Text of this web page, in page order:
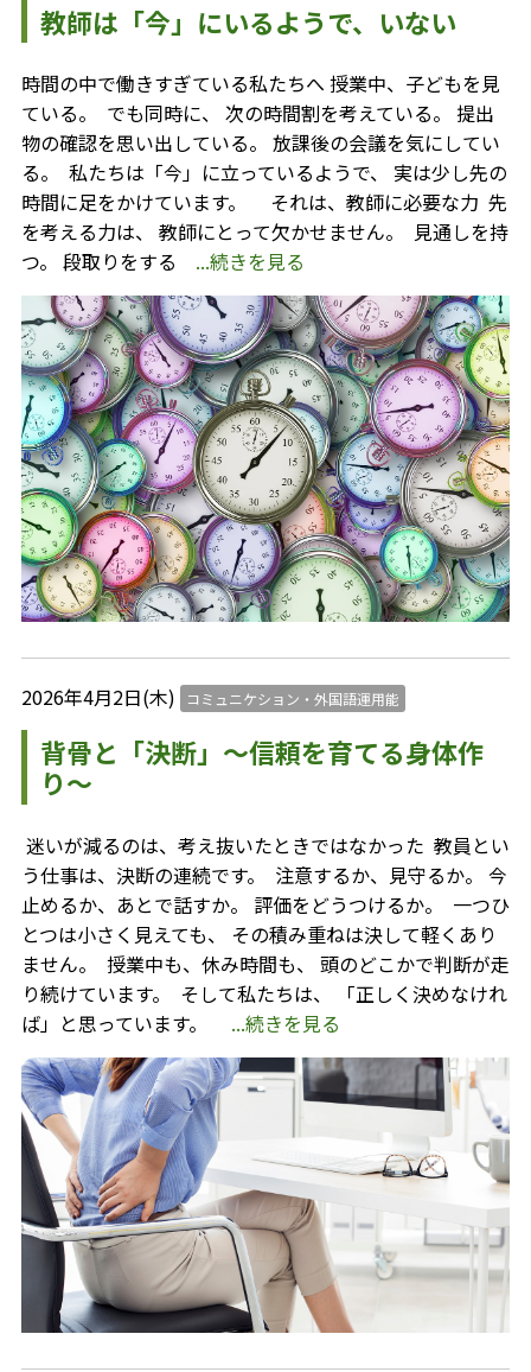
教師は「今」にいるようで、いない
時間の中で働きすぎている私たちへ 授業中、子どもを見
ている。 ⁡ でも同時に、 次の時間割を考えている。 提出
物の確認を思い出している。 放課後の会議を気にしてい
る。 ⁡ 私たちは「今」に立っているようで、 実は少し先の
時間に足をかけています。 ⁡ ⁡ ⁡ ⁡ それは、教師に必要な力 ⁡ 先
を考える力は、 教師にとって欠かせません。 ⁡ 見通しを持
つ。 段取りをする ...続きを見る
2026年4月2日(木) コミュニケション・外国語運用能
背骨と「決断」〜信頼を育てる身体作
り〜
⁡ 迷いが減るのは、考え抜いたときではなかった ⁡ 教員とい
う仕事は、決断の連続です。 ⁡ 注意するか、見守るか。 今
止めるか、あとで話すか。 評価をどうつけるか。 ⁡ 一つひ
とつは小さく見えても、 その積み重ねは決して軽くあり
ません。 ⁡ 授業中も、休み時間も、 頭のどこかで判断が走
り続けています。 ⁡ そして私たちは、 「正しく決めなけれ
ば」と思っています。 ...続きを見る